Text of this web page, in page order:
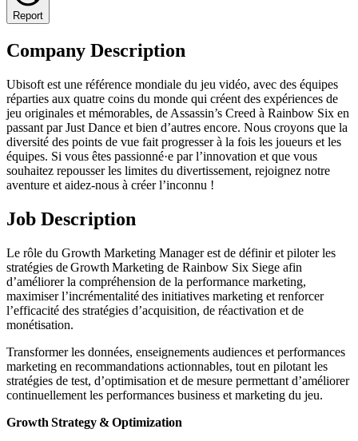
Report
Company Description
Ubisoft est une référence mondiale du jeu vidéo, avec des équipes
réparties aux quatre coins du monde qui créent des expériences de
jeu originales et mémorables, de Assassin’s Creed à Rainbow Six en
passant par Just Dance et bien d’autres encore. Nous croyons que la
diversité des points de vue fait progresser à la fois les joueurs et les
équipes. Si vous êtes passionné·e par l’innovation et que vous
souhaitez repousser les limites du divertissement, rejoignez notre
aventure et aidez-nous à créer l’inconnu !
Job Description
Le rôle du Growth Marketing Manager est de définir et piloter les
stratégies de Growth Marketing de Rainbow Six Siege afin
d’améliorer la compréhension de la performance marketing,
maximiser l’incrémentalité des initiatives marketing et renforcer
l’efficacité des stratégies d’acquisition, de réactivation et de
monétisation.
Transformer les données, enseignements audiences et performances
marketing en recommandations actionnables, tout en pilotant les
stratégies de test, d’optimisation et de mesure permettant d’améliorer
continuellement les performances business et marketing du jeu.
Growth Strategy & Optimization